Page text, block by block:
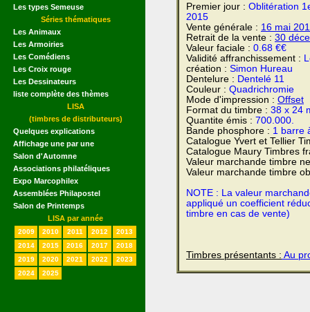
Les types Semeuse
Séries thématiques
Les Animaux
Les Armoiries
Les Comédiens
Les Croix rouge
Les Dessinateurs
liste complète des thèmes
LISA
(timbres de distributeurs)
Quelques explications
Affichage une par une
Salon d'Automne
Associations philatéliques
Expo Marcophilex
Assemblées Philapostel
Salon de Printemps
LISA par année
2009 2010 2011 2012
2013
2014
2015 2016 2017
2018
2019
2020 2021 2022
2023
2024
2025
Premier jour : Oblitération
2015
Vente générale : 16 mai
Retrait de la vente : 30
Valeur faciale : 0.68 €€
Validité affranchissement :
création : Simon Hureau
Dentelure : Dentelé 11
Couleur : Quadrichromie
Mode d'impression : Offset
Format du timbre : 38 x 24
Quantite émis : 700.000.
Bande phosphore : 1 barre
Catalogue Yvert et Tellier
Catalogue Maury Timbres
Valeur marchande timbre
Valeur marchande timbre
NOTE : La valeur
appliqué un coefficient
timbre en cas de vente)
Timbres présentants : Au